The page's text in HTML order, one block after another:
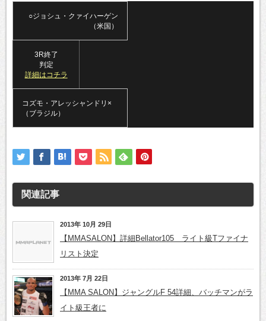
○ジョシュ・クァイハーゲン
（米国）
3R終了
判定
詳細はコチラ
コズモ・アレッシャンドリ×
（ブラジル）
関連記事
2013年 10月 29日
【MMASALON】詳細Bellator105 ライト級Tファイナ
リスト決定
2013年 7月 22日
【MMA SALON】ジャングルF 54詳細、バッチマンがラ
イト級王者に